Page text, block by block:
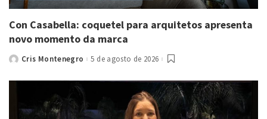
Con Casabella: coquetel para arquitetos apresenta
novo momento da marca
PostedCris Montenegro 5 de agosto de 2026